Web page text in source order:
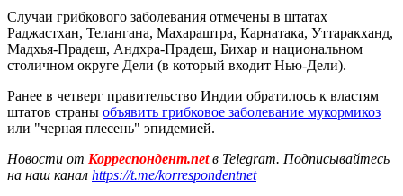
Случаи грибкового заболевания отмечены в штатах
Раджастхан, Телангана, Махараштра, Карнатака, Уттаракханд,
Мадхья-Прадеш, Андхра-Прадеш, Бихар и национальном
столичном округе Дели (в который входит Нью-Дели).
Ранее в четверг правительство Индии обратилось к властям
штатов страны объявить грибковое заболевание мукормикоз
или "черная плесень" эпидемией.
Новости от Корреспондент.netв Telegram. Подписывайтесь
на наш канал https://t.me/korrespondentnet